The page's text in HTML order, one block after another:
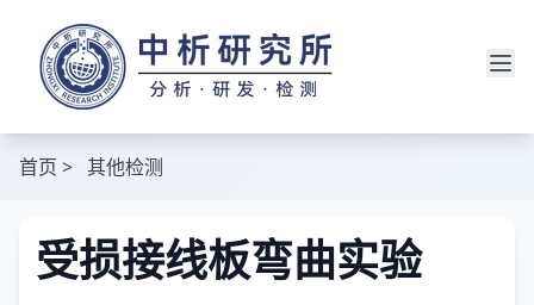
首页 > 其他检测
受损接线板弯曲实验